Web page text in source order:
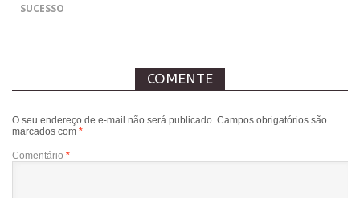
SUCESSO
COMENTE
O seu endereço de e-mail não será publicado. Campos obrigatórios são
marcados com *
Comentário *